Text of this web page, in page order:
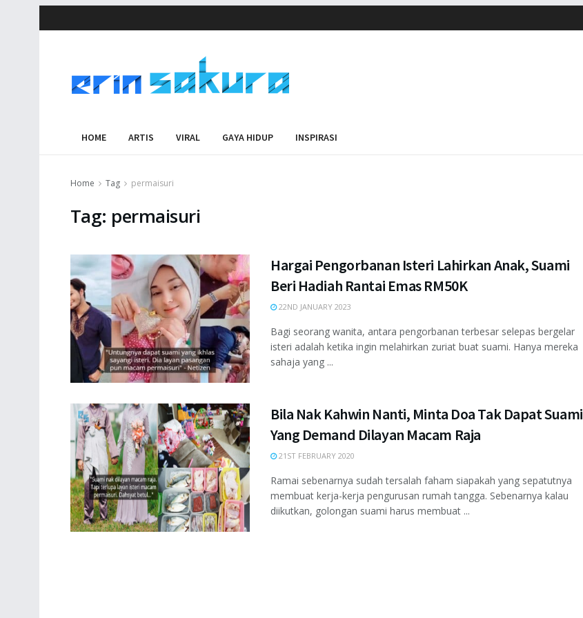
HOME ARTIS VIRAL GAYA HIDUP INSPIRASI
Home Tag permaisuri
Tag: permaisuri
Hargai Pengorbanan Isteri Lahirkan Anak, Suami
Beri Hadiah Rantai Emas RM50K
22ND JANUARY 2023
Bagi seorang wanita, antara pengorbanan terbesar selepas bergelar
isteri adalah ketika ingin melahirkan zuriat buat suami. Hanya mereka
sahaja yang ...
Bila Nak Kahwin Nanti, Minta Doa Tak Dapat Suami
Yang Demand Dilayan Macam Raja
21ST FEBRUARY 2020
Ramai sebenarnya sudah tersalah faham siapakah yang sepatutnya
membuat kerja-kerja pengurusan rumah tangga. Sebenarnya kalau
diikutkan, golongan suami harus membuat ...